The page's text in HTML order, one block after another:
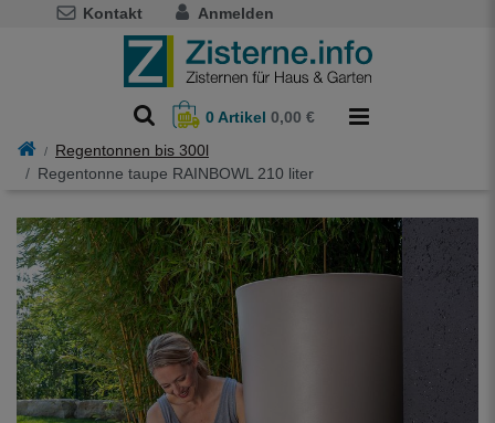
Kontakt Anmelden
0Artikel 0,00 €
Regentonnen bis 300l
Regentonne taupe RAINBOWL 210 liter